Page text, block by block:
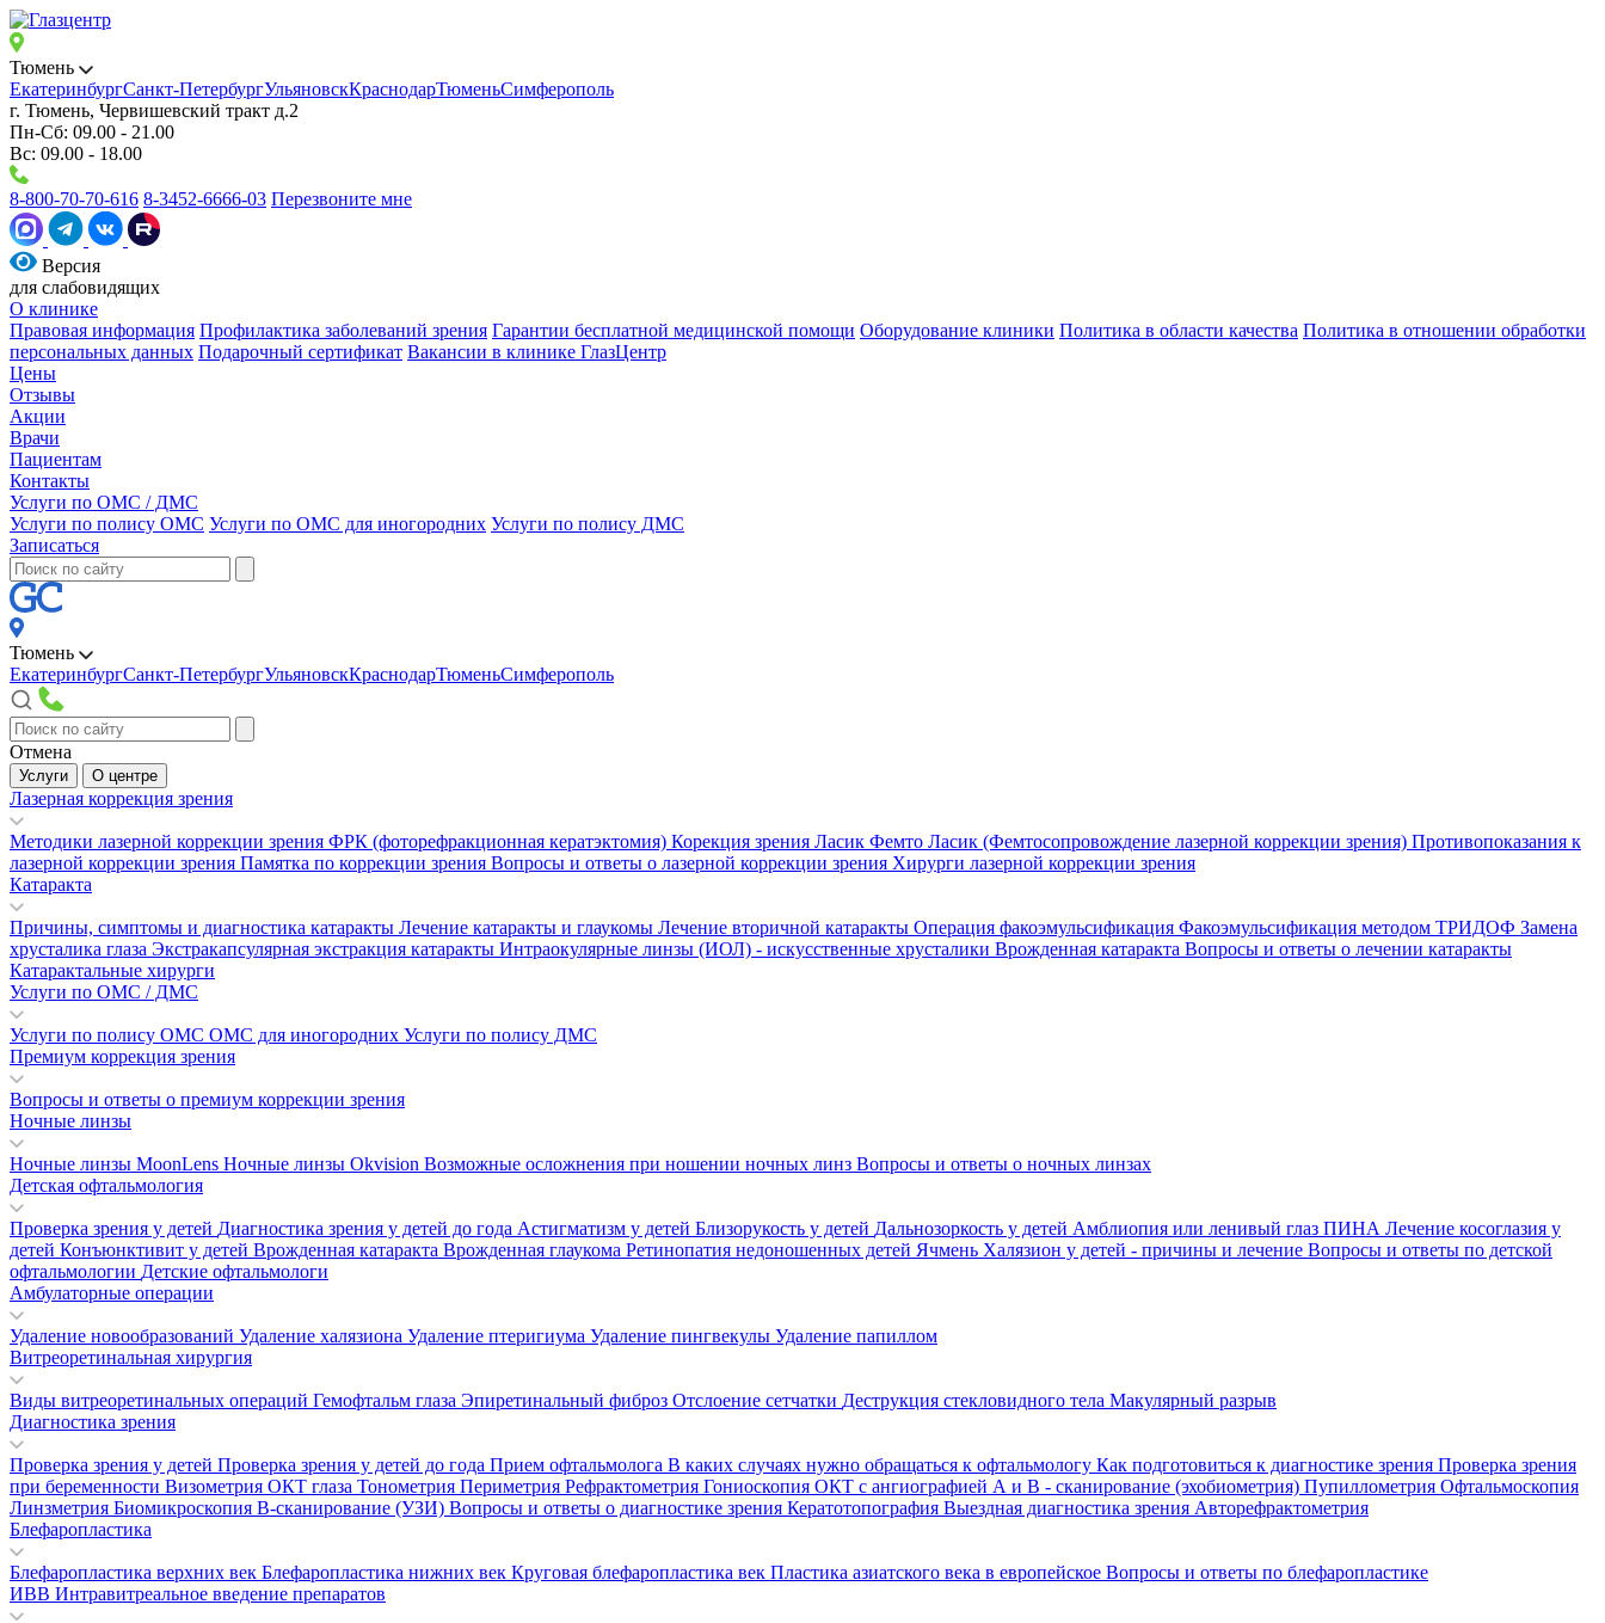
Тюмень
ЕкатеринбургСанкт-ПетербургУльяновскКраснодарТюменьСимферополь
г. Тюмень, Червишевский тракт д.2
Пн-Сб: 09.00 - 21.00
Вс: 09.00 - 18.00
8-800-70-70-616 8-3452-6666-03 Перезвоните мне
Версия
для слабовидящих
О клинике
Правовая информация Профилактика заболеваний зрения Гарантии бесплатной медицинской помощи Оборудование клиники Политика в области качества Политика в отношении обработки
персональных данных Подарочный сертификат Вакансии в клинике ГлазЦентр
Цены
Отзывы
Акции
Врачи
Пациентам
Контакты
Услуги по ОМС / ДМС
Услуги по полису ОМС Услуги по ОМС для иногородних Услуги по полису ДМС
Записаться
Тюмень
ЕкатеринбургСанкт-ПетербургУльяновскКраснодарТюменьСимферополь
Отмена
Услуги О центре
Лазерная коррекция зрения
Методики лазерной коррекции зрения ФРК (фоторефракционная кератэктомия) Корекция зрения Ласик Фемто Ласик (Фемтосопровождение лазерной коррекции зрения) Противопоказания к
лазерной коррекции зрения Памятка по коррекции зрения Вопросы и ответы о лазерной коррекции зрения Хирурги лазерной коррекции зрения
Катаракта
Причины, симптомы и диагностика катаракты Лечение катаракты и глаукомы Лечение вторичной катаракты Операция факоэмульсификация Факоэмульсификация методом ТРИДОФ Замена
хрусталика глаза Экстракапсулярная экстракция катаракты Интраокулярные линзы (ИОЛ) - искусственные хрусталики Врожденная катаракта Вопросы и ответы о лечении катаракты
Катарактальные хирурги
Услуги по ОМС / ДМС
Услуги по полису ОМС ОМС для иногородних Услуги по полису ДМС
Премиум коррекция зрения
Вопросы и ответы о премиум коррекции зрения
Ночные линзы
Ночные линзы MoonLens Ночные линзы Okvision Возможные осложнения при ношении ночных линз Вопросы и ответы о ночных линзах
Детская офтальмология
Проверка зрения у детей Диагностика зрения у детей до года Астигматизм у детей Близорукость у детей Дальнозоркость у детей Амблиопия или ленивый глаз ПИНА Лечение косоглазия у
детей Конъюнктивит у детей Врожденная катаракта Врожденная глаукома Ретинопатия недоношенных детей Ячмень Халязион у детей - причины и лечение Вопросы и ответы по детской
офтальмологии Детские офтальмологи
Амбулаторные операции
Удаление новообразований Удаление халязиона Удаление птеригиума Удаление пингвекулы Удаление папиллом
Витреоретинальная хирургия
Виды витреоретинальных операций Гемофтальм глаза Эпиретинальный фиброз Отслоение сетчатки Деструкция стекловидного тела Макулярный разрыв
Диагностика зрения
Проверка зрения у детей Проверка зрения у детей до года Прием офтальмолога В каких случаях нужно обращаться к офтальмологу Как подготовиться к диагностике зрения Проверка зрения
при беременности Визометрия ОКТ глаза Тонометрия Периметрия Рефрактометрия Гониоскопия ОКТ с ангиографией А и В - сканирование (эхобиометрия) Пупиллометрия Офтальмоскопия
Линзметрия Биомикроскопия В-сканирование (УЗИ) Вопросы и ответы о диагностике зрения Кератотопография Выездная диагностика зрения Авторефрактометрия
Блефаропластика
Блефаропластика верхних век Блефаропластика нижних век Круговая блефаропластика век Пластика азиатского века в европейское Вопросы и ответы по блефаропластике
ИВВ Интравитреальное введение препаратов